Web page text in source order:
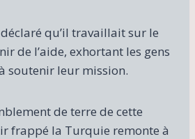
qu’il travaillait sur le
de l’aide, exhortant les gens
soutenir leur mission.
de terre de cette
frappé la Turquie remonte à